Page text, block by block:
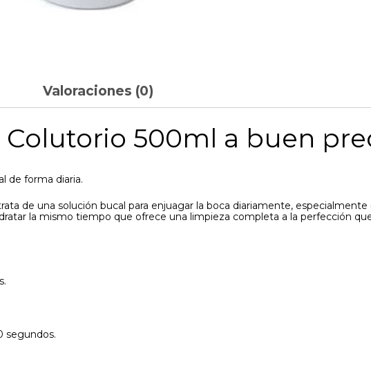
Valoraciones (0)
Colutorio 500ml a buen
de forma diaria.
de una solución bucal para enjuagar la boca diariamente,
la mismo tiempo que ofrece una limpieza completa a la perfección
segundos.